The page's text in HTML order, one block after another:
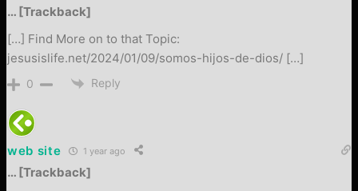
… [Trackback]
[…] Find More on to that Topic:
jesusislife.net/2024/01/09/somos-hijos-de-dios/ […]
0 Reply
web site 1 year ago
… [Trackback]